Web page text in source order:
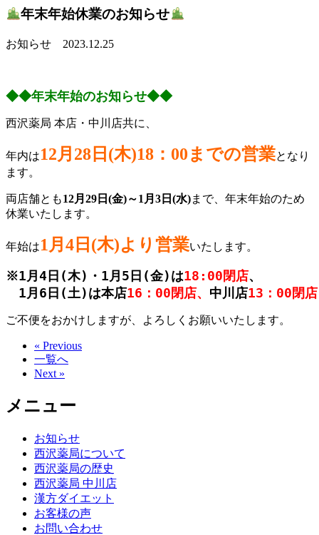
年末年始休業のお知らせ
お知らせ 2023.12.25
◆◆年末年始のお知らせ◆◆
西沢薬局 本店・中川店共に、
年内は12月28日(木)18：00までの営業となり
ます。
両店舗とも12月29日(金)～1月3日(水)まで、年末年始のため
休業いたします。
年始は1月4日(木)より営業いたします。
※1月4日(木)・1月5日(金)は18:00閉店、
1月6日(土)は本店16：00閉店、 中川店13：00閉店
ご不便をおかけしますが、よろしくお願いいたします。
« Previous
一覧へ
Next »
メニュー
お知らせ
西沢薬局について
西沢薬局の歴史
西沢薬局 中川店
漢方ダイエット
お客様の声
お問い合わせ